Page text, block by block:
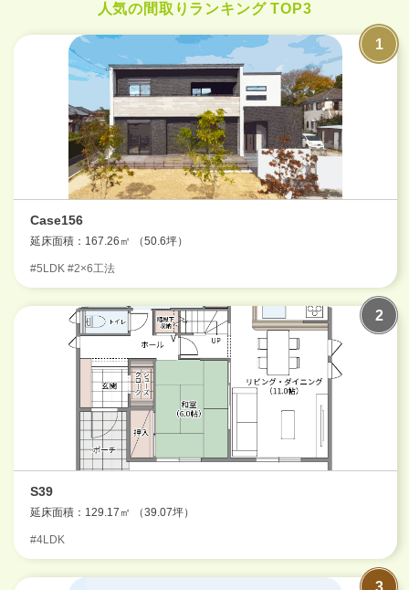
人気の間取りランキング TOP3
Case156
延床面積：167.26㎡ （50.6坪）
#5LDK #2×6工法
S39
延床面積：129.17㎡ （39.07坪）
#4LDK